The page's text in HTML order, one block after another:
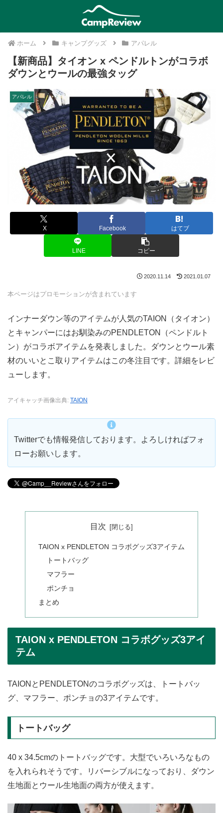
ホーム キャンプグッズ アパレル
【新商品】タイオン x ペンドルトンがコラボ
ダウンとウールの最強タッグ
アパレル
X Facebook はてブ
LINE コピー
2020.11.14 2021.01.07
本ページはプロモーションが含まれています
インナーダウン等のアイテムが人気のTAION（タイオン）
とキャンパーにはお馴染みのPENDLETON（ペンドルト
ン）がコラボアイテムを発表しました。ダウンとウール素
材のいいとこ取りアイテムはこの冬注目です。詳細をレビ
ューします。
アイキャッチ画像出典: TAION
Twitterでも情報発信しております。よろしければフォ
ローお願いします。
目次
TAION x PENDLETON コラボグッズ3アイテム
トートバッグ
マフラー
ポンチョ
まとめ
TAION x PENDLETON コラボグッズ3アイ
テム
TAIONとPENDLETONのコラボグッズは、トートバッ
グ、マフラー、ポンチョの3アイテムです。
トートバッグ
40 x 34.5cmのトートバッグです。大型でいろいろなもの
を入れられそうです。リバーシブルになっており、ダウン
生地面とウール生地面の両方が使えます。